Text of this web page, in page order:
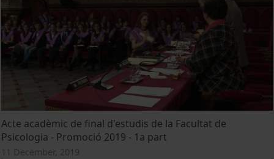
Acte acadèmic de final d'estudis de la Facultat de
Psicologia - Promoció 2019 - 1a part
11 December, 2019